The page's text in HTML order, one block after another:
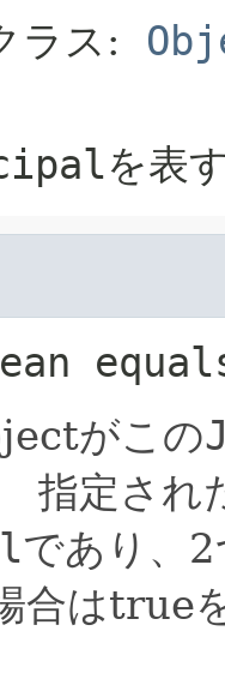
ラス:
を表
がこの
指定され
であり、
合はtrue